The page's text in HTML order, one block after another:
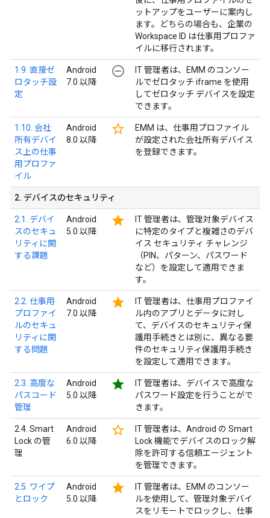
ットアップをユーザーに案内し
ます。どちらの場合も、企業の
Workspace ID は仕事用プロファ
イルに移行されます。
1.9. 直接ゼ
ロタッチ設
定
Android
7.0 以降
remove_circle_outline
IT 管理者は、EMM のコンソー
ルでゼロタッチ iframe を使用
してゼロタッチ デバイスを設定
できます。
1.10. 会社
所有デバイ
ス上の仕事
用プロファ
イル
Android
8.0 以降
star_border
EMM は、仕事用プロファイル
が設定された会社所有デバイス
を登録できます。
2. デバイスのセキュリティ
2.1. デバイ
スのセキュ
リティに関
する課題
Android
5.0 以降
star
IT 管理者は、管理対象デバイス
に特定のタイプと複雑さのデバ
イス セキュリティ チャレンジ
（PIN、パターン、パスワード
など）を設定して適用できま
す。
2.2. 仕事用
プロファイ
ルのセキュ
リティに関
する問題
Android
7.0 以降
star
IT 管理者は、仕事用プロファイ
ル内のアプリとデータに対し
て、デバイスのセキュリティ保
護用手続きとは別に、異なる要
件のセキュリティ保護用手続き
を設定して適用できます。
2.3. 高度な
パスコード
管理
Android
5.0 以降
star
IT 管理者は、デバイスで高度な
パスワード設定を行うことがで
きます。
2.4. Smart
Lock の管
理
Android
6.0 以降
star_border
IT 管理者は、Android の Smart
Lock 機能でデバイスのロック解
除を許可する信頼エージェント
を管理できます。
2.5. ワイプ
とロック
Android
5.0 以降
star
IT 管理者は、EMM のコンソー
ルを使用して、管理対象デバイ
スをリモートでロックし、仕事